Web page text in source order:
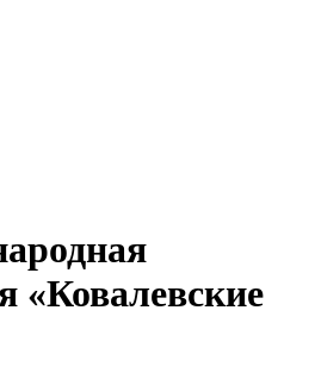
«Ковалевские